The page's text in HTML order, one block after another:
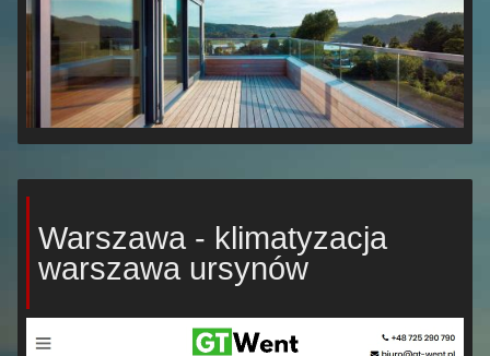
Warszawa - klimatyzacja
warszawa ursynów